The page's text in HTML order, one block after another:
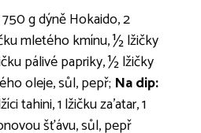
750 g dýně Hokaido, 2
mletého kmínu, ½ lžičky
pálivé papriky, ½ lžičky
oleje, sůl, pepř; Na dip:
tahini, 1 lžičkuza’atar, 1
šťávu, sůl, pepř